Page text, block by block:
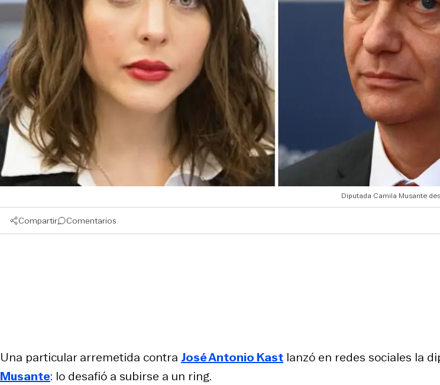
Diputada Camila Musante
Compartir Comentarios
Una particular arremetida contra José Antonio Kast lanzó en redes sociales la
Musante: lo desafió a subirse a un ring.